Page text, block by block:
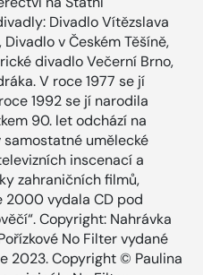
Divadlo Vítězslava
v Českém Těšíně,
divadlo Večerní Brno,
V roce 1977 se jí
1992 se jí narodila
90. let odchází na
samostatné umělecké
inscenací a
zahraničních filmů,
2000 vydala CD pod
Copyright: Nahrávka
No Filter vydané
2023. Copyright © Paulina